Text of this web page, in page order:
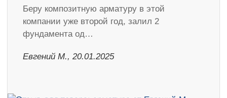
Беру композитную арматуру в этой
компании уже второй год, залил 2
фундамента од…
​Евгений М., 20.01.2025